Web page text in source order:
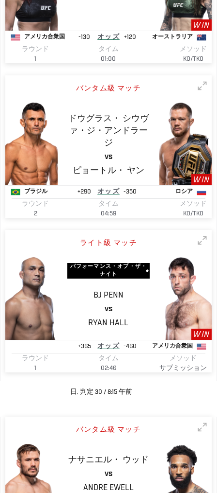
WIN
アメリカ合衆国 -130 オッズ +120 オーストラリア
ラウンド
1
タイム
01:00
メソッド
KO/TKO
バンタム級 マッチ
ドウグラス・
シウヴ
ァ・ジ・アンドラー
ジ
VS
ピョートル・
ヤン
WIN
ブラジル +290 オッズ -350 ロシア
ラウンド
2
タイム
04:59
メソッド
KO/TKO
ライト級 マッチ
パフォーマンス・オブ・ザ・
ナイト
BJ PENN
VS
RYAN HALL
WIN
+365 オッズ -460 アメリカ合衆国
ラウンド
1
タイム
02:46
メソッド
サブミッション
日, 判定 30 / 8:15 午前
バンタム級 マッチ
ナサニエル・ ウッド
VS
ANDRE EWELL